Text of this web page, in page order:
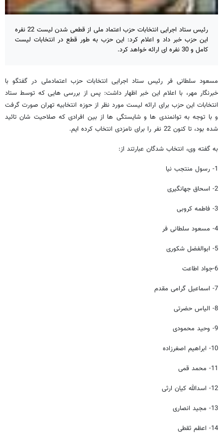
رئیس ستاد اجرایی انتخابات حزب اعتماد ملی از قطعی شدن لیست 22 نفره
این حزب خبر داد و اعلام کرد: این حزب به طور قطع در انتخابات لیست
کامل و 30 نفره ای ارائه خواهد کرد.
مسعود سلطانی فر رئیس ستاد اجرایی انتخابات حزب اعتمادملی در گفتگو با
خبرنگار مهر، با اعلام این خبر اظهار داشت: پس از بررسی هایی که توسط ستاد
انتخابات این حزب برای ارائه لیست مورد نظر از حوزه انتخابیه تهران صورت گرفت
و با توجه به توانمندی ها و شایستگی ها از بین افرادی که صلاحیت شان تائید
شده بود، تا کنون 22 نفر را برای نامزدی انتخاب کرده ایم.
به گفته وی، انتخاب شدگان عبارتند از:
1- رسول منتجب نیا
2- اسحاق جهانگیری
3- فاطمه کروبی
4- مسعود سلطانی فر
5- ابوالفضل شکوری
6-جواد اطاعت
7- اسماعیل گرامی مقدم
8- الیاس حضرتی
9- وحید محمودی
10- ابراهیم اصغرزاده
11- محمد قمی
12- اسدالله کیان ارثی
13- مجید انصاری
14- اعظم ثقطی